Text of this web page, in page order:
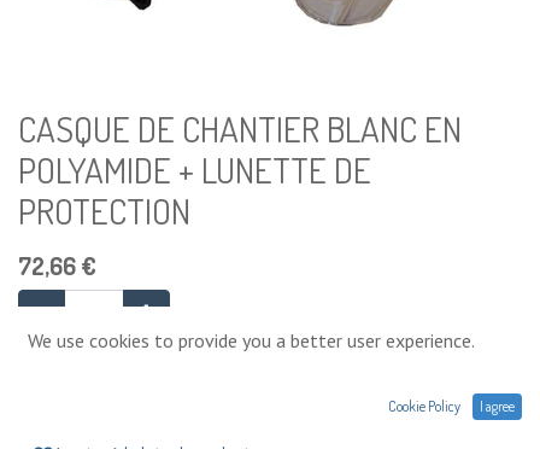
CASQUE DE CHANTIER BLANC EN
POLYAMIDE + LUNETTE DE
PROTECTION
72,66€
We use cookies to provide you a better user experience.
Cookie Policy I agree